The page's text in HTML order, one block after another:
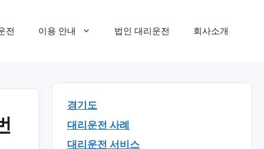
전 이용 안내 법인 대리운전 회사소개
경기도
대리운전 사례
대리운전 서비스